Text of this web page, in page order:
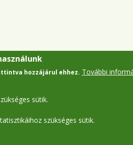
hozzájárul ehhez. További
sütik.
szükséges sütik.